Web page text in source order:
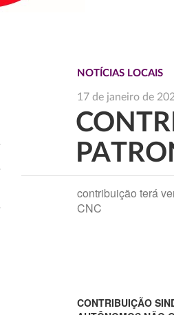
NOTÍCIAS LOCAIS
17 de janeiro de
contribuição terá
CNC
CONTRIBUIÇÃO